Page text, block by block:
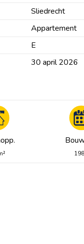
Sliedrecht
Appartement
E
30 april 2026